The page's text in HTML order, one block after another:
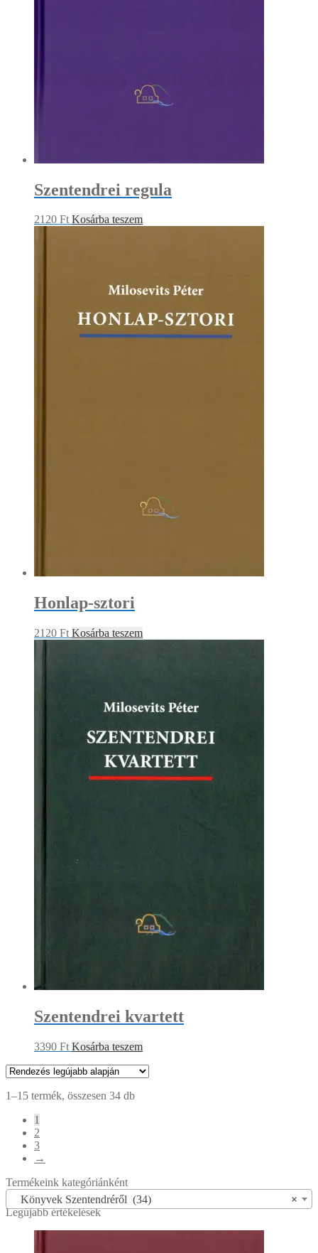
Szentendrei regula
2120 Ft Kosárba teszem
Honlap-sztori
2120 Ft Kosárba teszem
Szentendrei kvartett
3390 Ft Kosárba teszem
1–15 termék, összesen 34 dbSorted
1
2
3
→
Termékeink kategóriánként
×
Könyvek Szentendréről (34)
Legújabb értékelések